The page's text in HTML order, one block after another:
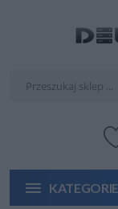
KATEGORIE